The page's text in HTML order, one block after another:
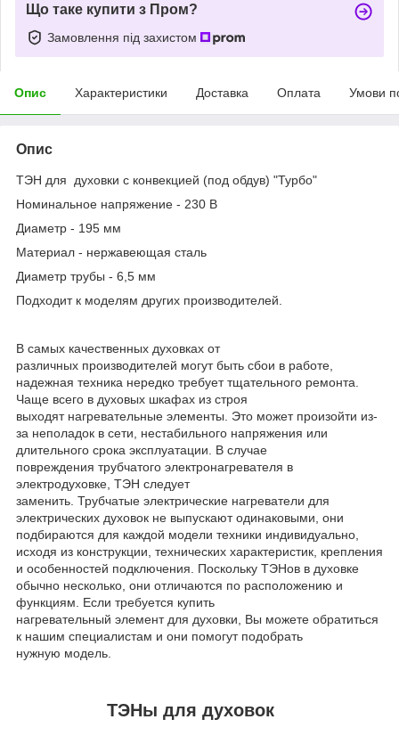
Що таке купити з Пром?
Замовлення під захистом
Опис Характеристики Доставка Оплата Умови
Опис
ТЭН для духовки с конвекцией (под обдув) "Турбо"
Номинальное напряжение - 230 В
Диаметр - 195 мм
Материал - нержавеющая сталь
Диаметр трубы - 6,5 мм
Подходит к моделям других производителей.
В самых качественных духовках от
различных производителей могут быть сбои в работе,
надежная техника нередко требует тщательного ремонта.
Чаще всего в духовых шкафах из строя
выходят нагревательные элементы. Это может произойти из-
за неполадок в сети, нестабильного напряжения или
длительного срока эксплуатации. В случае
повреждения трубчатого электронагревателя в
электродуховке, ТЭН следует
заменить. Трубчатые электрические нагреватели для
электрических духовок не выпускают одинаковыми, они
подбираются для каждой модели техники индивидуально,
исходя из конструкции, технических характеристик, крепления
и особенностей подключения. Поскольку ТЭНов в духовке
обычно несколько, они отличаются по расположению и
функциям. Если требуется купить
нагревательный элемент для духовки, Вы можете обратиться
к нашим специалистам и они помогут подобрать
нужную модель.
ТЭНы для духовок